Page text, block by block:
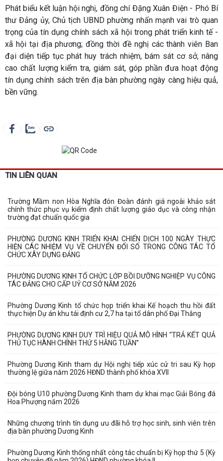
Phát biểu kết luận hội nghị, đồng chí Đặng Xuân Điện - Phó Bí
thư Đảng ủy, Chủ tịch UBND phường nhấn mạnh vai trò quan
trọng của tín dụng chính sách xã hội trong phát triển kinh tế -
xã hội tại địa phương; đồng thời đề nghị các thành viên Ban
đại diện tiếp tục phát huy trách nhiệm, bám sát cơ sở, nâng
cao chất lượng kiểm tra, giám sát, góp phần đưa hoạt động
tín dụng chính sách trên địa bàn phường ngày càng hiệu quả,
bền vững.
TIN LIÊN QUAN
Trường Mầm non Hòa Nghĩa đón Đoàn đánh giá ngoài khảo sát
chính thức phục vụ kiểm định chất lượng giáo dục và công nhận
trường đạt chuẩn quốc gia
PHƯỜNG DƯƠNG KINH TRIỂN KHAI CHIẾN DỊCH 100 NGÀY THỰC
HIỆN CÁC NHIỆM VỤ VỀ CHUYỂN ĐỔI SỐ TRONG CÔNG TÁC TỔ
CHỨC XÂY DỰNG ĐẢNG
PHƯỜNG DƯƠNG KINH TỔ CHỨC LỚP BỒI DƯỠNG NGHIỆP VỤ CÔNG
TÁC ĐẢNG CHO CẤP UỶ CƠ SỞ NĂM 2026
Phường Dương Kinh tổ chức họp triển khai Kế hoạch thu hồi đất
thực hiện Dự án khu tái định cư 2,7 ha tại tổ dân phố Đại Thắng
PHƯỜNG DƯƠNG KINH DUY TRÌ HIỆU QUẢ MÔ HÌNH “TRẢ KẾT QUẢ
THỦ TỤC HÀNH CHÍNH THỨ 5 HẰNG TUẦN”
Phường Dương Kinh tham dự Hội nghị tiếp xúc cử tri sau Kỳ họp
thường lệ giữa năm 2026 HĐND thành phố khóa XVII
Đội bóng U10 phường Dương Kinh tham dự khai mạc Giải Bóng đá
Hoa Phượng năm 2026
Những chương trình tín dụng ưu đãi hỗ trợ học sinh, sinh viên trên
địa bàn phường Dương Kinh
Phường Dương Kinh thống nhất công tác chuẩn bị Kỳ họp thứ 5 (Kỳ